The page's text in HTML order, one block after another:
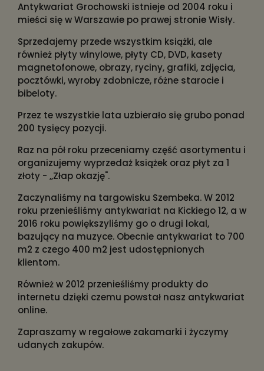
Antykwariat Grochowski istnieje od 2004 roku i
mieści się w Warszawie po prawej stronie Wisły.
Sprzedajemy przede wszystkim książki, ale
również płyty winylowe, płyty CD, DVD, kasety
magnetofonowe, obrazy, ryciny, grafiki, zdjęcia,
pocztówki, wyroby zdobnicze, różne starocie i
bibeloty.
Przez te wszystkie lata uzbierało się grubo ponad
200 tysięcy pozycji.
Raz na pół roku przeceniamy część asortymentu i
organizujemy wyprzedaż książek oraz płyt za 1
złoty - ,,Złap okazję".
Zaczynaliśmy na targowisku Szembeka. W 2012
roku przenieśliśmy antykwariat na Kickiego 12, a w
2016 roku powiększyliśmy go o drugi lokal,
bazujący na muzyce. Obecnie antykwariat to 700
m2 z czego 400 m2 jest udostępnionych
klientom.
Również w 2012 przenieśliśmy produkty do
internetu dzięki czemu powstał nasz antykwariat
online.
Zapraszamy w regałowe zakamarki i życzymy
udanych zakupów.